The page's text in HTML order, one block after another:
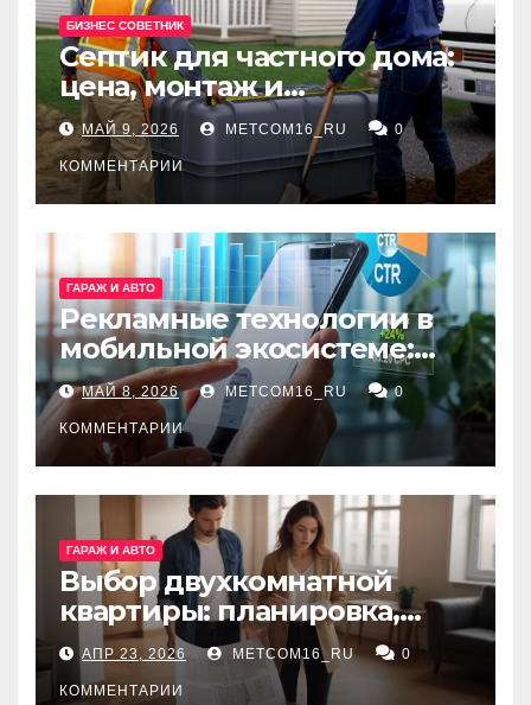
БИЗНЕС СОВЕТНИК
Септик для частного дома:
цена, монтаж и
организация автономной
канализации
МАЙ 9, 2026 METCOM16_RU 0
КОММЕНТАРИИ
ГАРАЖ И АВТО
Рекламные технологии в
мобильной экосистеме:
ключевые сервисы и
принципы работы
МАЙ 8, 2026 METCOM16_RU 0
КОММЕНТАРИИ
ГАРАЖ И АВТО
Выбор двухкомнатной
квартиры: планировка,
состояние жилья и
проверка документов
АПР 23, 2026 METCOM16_RU 0
КОММЕНТАРИИ